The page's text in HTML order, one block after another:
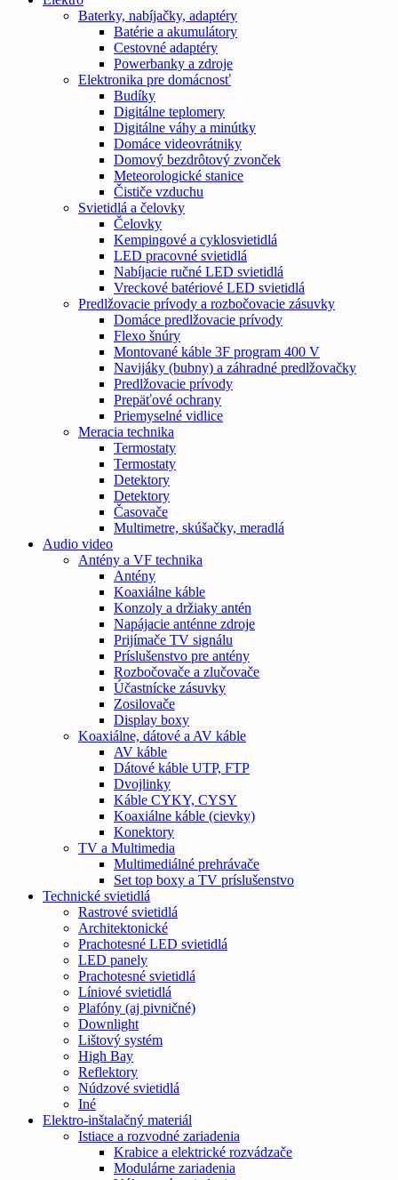
Baterky, nabíjačky, adaptéry
Batérie a akumulátory
Cestovné adaptéry
Powerbanky a zdroje
Elektronika pre domácnosť
Budíky
Digitálne teplomery
Digitálne váhy a minútky
Domáce videovrátniky
Domový bezdrôtový zvonček
Meteorologické stanice
Čističe vzduchu
Svietidlá a čelovky
Čelovky
Kempingové a cyklosvietidlá
LED pracovné svietidlá
Nabíjacie ručné LED svietidlá
Vreckové batériové LED svietidlá
Predlžovacie prívody a rozbočovacie zásuvky
Domáce predlžovacie prívody
Flexo šnúry
Montované káble 3F program 400 V
Navijáky (bubny) a záhradné predlžovačky
Predlžovacie prívody
Prepäťové ochrany
Priemyselné vidlice
Meracia technika
Termostaty
Termostaty
Detektory
Detektory
Časovače
Multimetre, skúšačky, meradlá
Audio video
Antény a VF technika
Antény
Koaxiálne káble
Konzoly a držiaky antén
Napájacie anténne zdroje
Prijímače TV signálu
Príslušenstvo pre antény
Rozbočovače a zlučovače
Účastnícke zásuvky
Zosilovače
Display boxy
Koaxiálne, dátové a AV káble
AV káble
Dátové káble UTP, FTP
Dvojlinky
Káble CYKY, CYSY
Koaxiálne káble (cievky)
Konektory
TV a Multimedia
Multimediálné prehrávače
Set top boxy a TV príslušenstvo
Technické svietidlá
Rastrové svietidlá
Architektonické
Prachotesné LED svietidlá
LED panely
Prachotesné svietidlá
Líniové svietidlá
Plafóny (aj pivničné)
Downlight
Lištový systém
High Bay
Reflektory
Núdzové svietidlá
Iné
Elektro-inštalačný materiál
Istiace a rozvodné zariadenia
Krabice a elektrické rozvádzače
Modulárne zariadenia